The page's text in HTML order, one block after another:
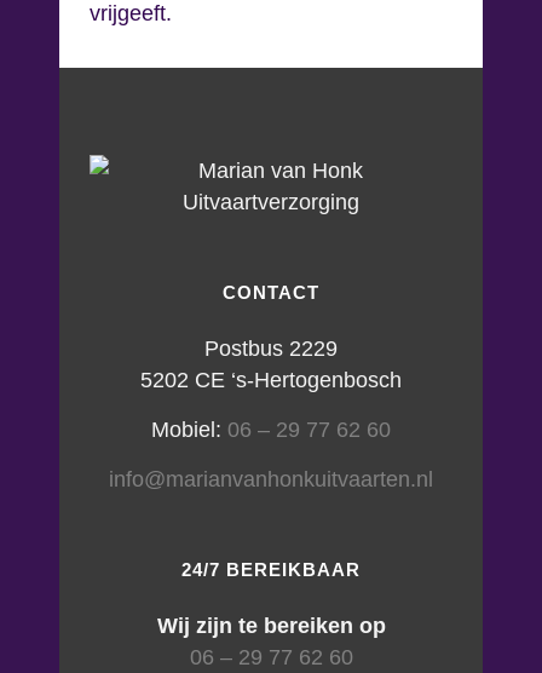
vrijgeeft.
CONTACT
Postbus 2229
5202 CE ‘s-Hertogenbosch
Mobiel: 06 – 29 77 62 60
info@marianvanhonkuitvaarten.nl
24/7 BEREIKBAAR
Wij zijn te bereiken op
06 – 29 77 62 60